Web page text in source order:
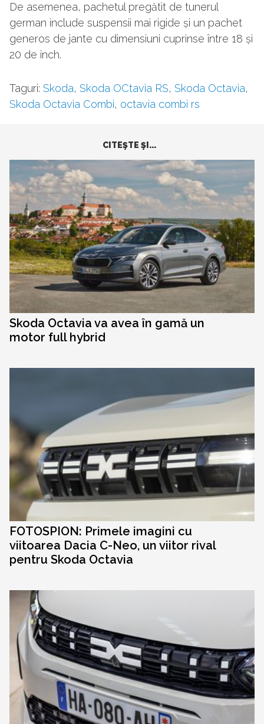
De asemenea, pachetul pregătit de tunerul
german include suspensii mai rigide și un pachet
generos de jante cu dimensiuni cuprinse între 18 și
20 de inch.
Taguri: Skoda, Skoda OCtavia RS, Skoda Octavia,
Skoda Octavia Combi, octavia combi rs
CITEŞTE ŞI...
Skoda Octavia va avea în gamă un
motor full hybrid
FOTOSPION: Primele imagini cu
viitoarea Dacia C-Neo, un viitor rival
pentru Skoda Octavia